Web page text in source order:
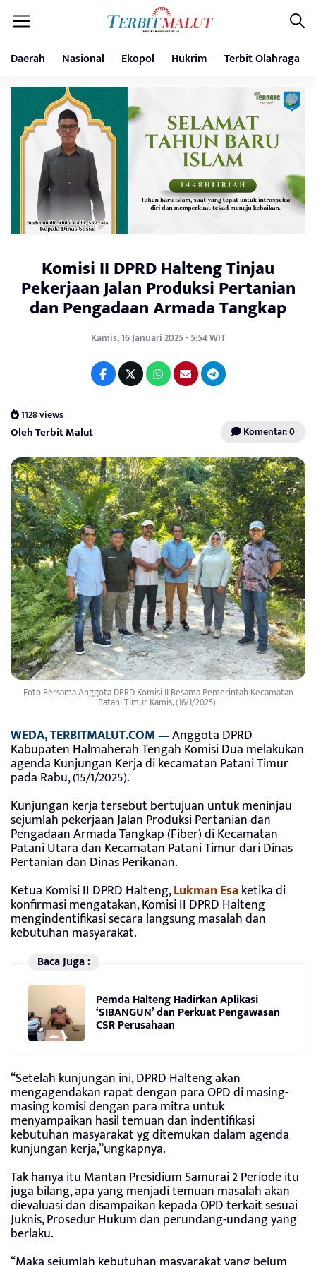
Daerah Nasional Ekopol Hukrim Terbit Olahraga
Komisi II DPRD Halteng Tinjau
Pekerjaan Jalan Produksi Pertanian
dan Pengadaan Armada Tangkap
Kamis, 16 Januari 2025 - 5:54 WIT
1128 views
Oleh Terbit Malut Komentar: 0
Foto Bersama Anggota DPRD Komisi II Besama Pemerintah Kecamatan
Patani Timur Kamis, (16/1/2025).
WEDA, TERBITMALUT.COM —Anggota DPRD
Kabupaten Halmaherah Tengah Komisi Dua melakukan
agenda Kunjungan Kerja di kecamatan Patani Timur
pada Rabu, (15/1/2025).
Kunjungan kerja tersebut bertujuan untuk meninjau
sejumlah pekerjaan Jalan Produksi Pertanian dan
Pengadaan Armada Tangkap (Fiber) di Kecamatan
Patani Utara dan Kecamatan Patani Timur dari Dinas
Pertanian dan Dinas Perikanan.
Ketua Komisi II DPRD Halteng,Lukman Esaketika di
konfirmasi mengatakan, Komisi II DPRD Halteng
mengindentifikasi secara langsung masalah dan
kebutuhan masyarakat.
Baca Juga :
Pemda Halteng Hadirkan Aplikasi
‘SIBANGUN’ dan Perkuat Pengawasan
CSR Perusahaan
“Setelah kunjungan ini, DPRD Halteng akan
mengagendakan rapat dengan para OPD di masing-
masing komisi dengan para mitra untuk
menyampaikan hasil temuan dan indentifikasi
kebutuhan masyarakat yg ditemukan dalam agenda
kunjungan kerja,”ungkapnya.
Tak hanya itu Mantan Presidium Samurai 2 Periode itu
juga bilang, apa yang menjadi temuan masalah akan
dievaluasi dan disampaikan kepada OPD terkait sesuai
Juknis, Prosedur Hukum dan perundang-undang yang
berlaku.